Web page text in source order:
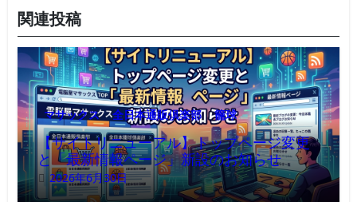
ョ
ン
関連投稿
マサックス 全日本通販倶楽部
籠球
【サイトリニューアル】トップページ変更
と「最新情報ページ」新設のお知らせ
2026年6月30日